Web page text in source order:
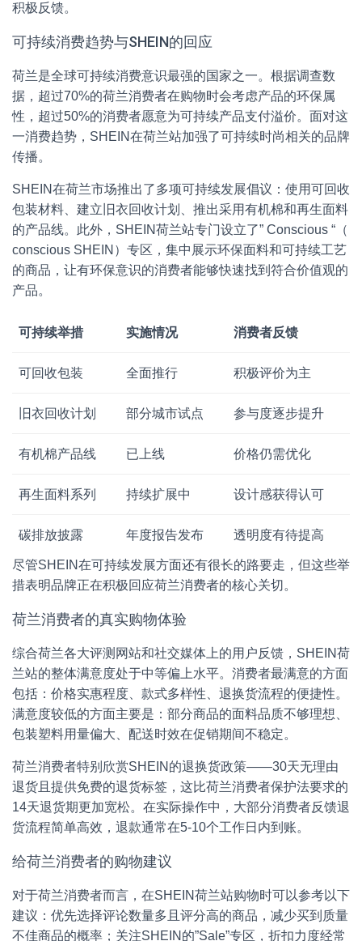
积极反馈。
可持续消费趋势与SHEIN的回应
荷兰是全球可持续消费意识最强的国家之一。根据调查数
据，超过70%的荷兰消费者在购物时会考虑产品的环保属
性，超过50%的消费者愿意为可持续产品支付溢价。面对这
一消费趋势，SHEIN在荷兰站加强了可持续时尚相关的品牌
传播。
SHEIN在荷兰市场推出了多项可持续发展倡议：使用可回收
包装材料、建立旧衣回收计划、推出采用有机棉和再生面料
的产品线。此外，SHEIN荷兰站专门设立了” Conscious “（
conscious SHEIN）专区，集中展示环保面料和可持续工艺
的商品，让有环保意识的消费者能够快速找到符合价值观的
产品。
可持续举措 实施情况 消费者反馈
可回收包装 全面推行 积极评价为主
旧衣回收计划 部分城市试点 参与度逐步提升
有机棉产品线 已上线 价格仍需优化
再生面料系列 持续扩展中 设计感获得认可
碳排放披露 年度报告发布 透明度有待提高
尽管SHEIN在可持续发展方面还有很长的路要走，但这些举
措表明品牌正在积极回应荷兰消费者的核心关切。
荷兰消费者的真实购物体验
综合荷兰各大评测网站和社交媒体上的用户反馈，SHEIN荷
兰站的整体满意度处于中等偏上水平。消费者最满意的方面
包括：价格实惠程度、款式多样性、退换货流程的便捷性。
满意度较低的方面主要是：部分商品的面料品质不够理想、
包装塑料用量偏大、配送时效在促销期间不稳定。
荷兰消费者特别欣赏SHEIN的退换货政策——30天无理由
退货且提供免费的退货标签，这比荷兰消费者保护法要求的
14天退货期更加宽松。在实际操作中，大部分消费者反馈退
货流程简单高效，退款通常在5-10个工作日内到账。
给荷兰消费者的购物建议
对于荷兰消费者而言，在SHEIN荷兰站购物时可以参考以下
建议：优先选择评论数量多且评分高的商品，减少买到质量
不佳商品的概率；关注SHEIN的”Sale”专区，折扣力度经常